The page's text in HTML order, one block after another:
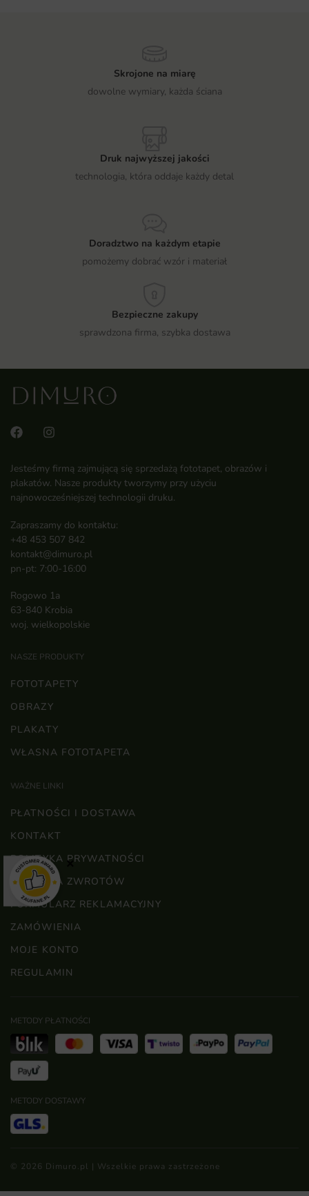
Skrojone na miarę
dowolne wymiary, każda ściana
Druk najwyższej jakości
technologia, która oddaje każdy detal
Doradztwo na każdym etapie
pomożemy dobrać wzór i materiał
Bezpieczne zakupy
sprawdzona firma, szybka dostawa
Jesteśmy firmą zajmującą się sprzedażą fototapet, obrazów i
plakatów. Nasze produkty tworzymy przy użyciu
najnowocześniejszej technologii druku.
Zapraszamy do kontaktu:
+48 453 507 842
kontakt@dimuro.pl
pn-pt: 7:00-16:00
Rogowo 1a
63-840 Krobia
woj. wielkopolskie
NASZE PRODUKTY
FOTOTAPETY
OBRAZY
PLAKATY
WŁASNA FOTOTAPETA
WAŻNE LINKI
PŁATNOŚCI I DOSTAWA
KONTAKT
POLITYKA PRYWATNOŚCI
POLITYKA ZWROTÓW
FORMULARZ REKLAMACYJNY
ZAMÓWIENIA
MOJE KONTO
REGULAMIN
METODY PŁATNOŚCI
METODY DOSTAWY
© 2026 Dimuro.pl | Wszelkie prawa zastrzeżone
×